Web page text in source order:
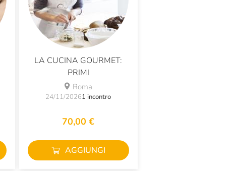
LA CUCINA GOURMET:
PRIMI
Roma
24/11/20261 incontro
70,00 €
AGGIUNGI